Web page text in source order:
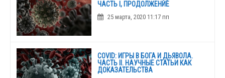
ЧАСТЬ I, ПРОДОЛЖЕНИЕ
25 марта, 2020 11:17 пп
COVID: ИГРЫ В БОГА И ДЬЯВОЛА.
ЧАСТЬ II. НАУЧНЫЕ СТАТЬИ КАК
ДОКАЗАТЕЛЬСТВА